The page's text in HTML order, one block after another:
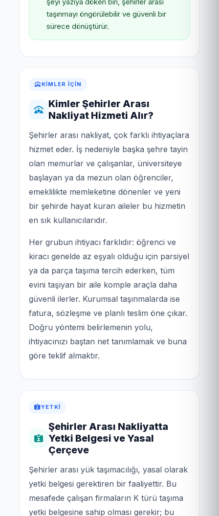
taşınmayı öngörülebilir ve güvenli bir
sürece dönüştürür.
KIMLER İÇIN
Kimler Şehirler Arası
Nakliyat Hizmeti Alır?
Şehirler arası nakliyat, çok farklı ihtiyaçlara
hizmet eder. İş nedeniyle başka şehre tayin
olan memurlar ve çalışanlar, üniversiteye
başlayan ya da mezun olan öğrenciler,
emeklilikte memleketine dönenler ve yeni
bir şehirde hayat kuran aileler bu hizmetin
en sık kullanıcılarıdır.
Her grubun ihtiyacı farklıdır: öğrenci ve
kiracı genelde az eşyalı olduğu için parsiyel
ya da parça taşıma tercih ederken, tüm
evini taşıyan bir aile komple araçla daha
güvenli ilerler. Kurumsal taşınmalarda ise
fatura, sözleşme ve planlı teslim öne çıkar.
Doğru yöntemi belirlemenin yolu,
ihtiyacınızı baştan net tanımlamak ve buna
göre teklif almaktır.
YETKI
Şehirler Arası Nakliyatta
Yetki Belgesi ve Yasal
Çerçeve
Şehirler arası yük taşımacılığı, yasal olarak
yetki belgesi gerektiren bir faaliyettir. Bu
mesafede çalışan firmaların K türü taşıma
yetki belgesine sahip olması gerekir; bu